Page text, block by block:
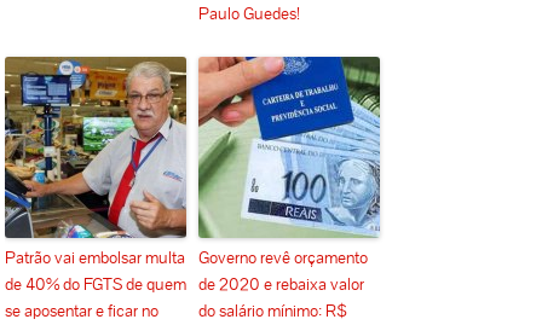
Paulo Guedes!
Patrão vai embolsar multa
de 40% do FGTS de quem
se aposentar e ficar no
Governo revê orçamento
de 2020 e rebaixa valor
do salário mínimo: R$